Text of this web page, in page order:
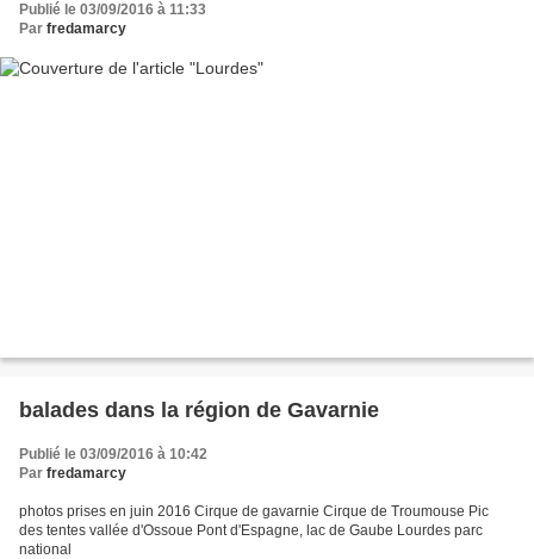
Publié le 03/09/2016 à 11:33
Par fredamarcy
balades dans la région de Gavarnie
Publié le 03/09/2016 à 10:42
Par fredamarcy
photos prises en juin 2016 Cirque de gavarnie Cirque de Troumouse Pic
des tentes vallée d'Ossoue Pont d'Espagne, lac de Gaube Lourdes parc
national